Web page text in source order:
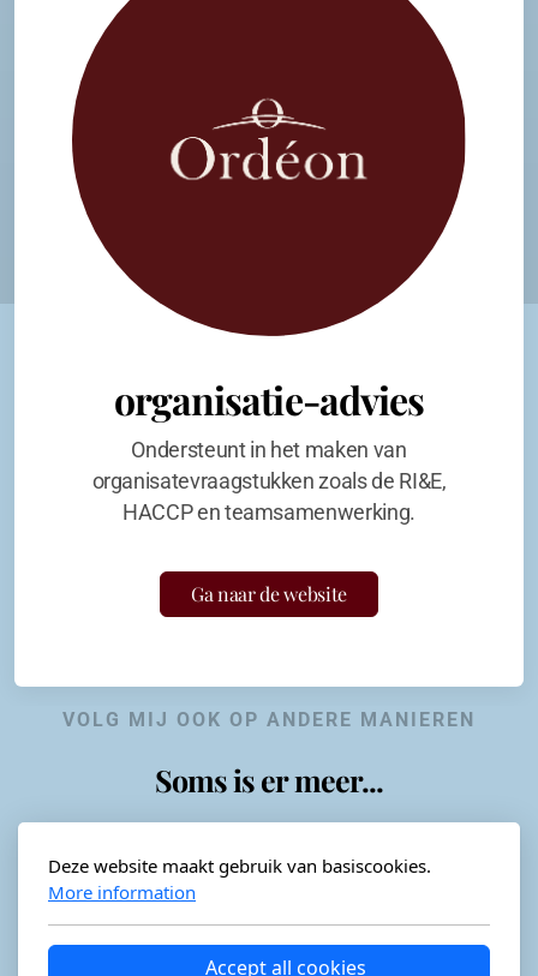
organisatie-advies
Ondersteunt in het maken van
organisatevraagstukken zoals de RI&E,
HACCP en teamsamenwerking.
Ga naar de website
VOLG MIJ OOK OP ANDERE MANIEREN
Soms is er meer...
Horeca-advies
Deze website maakt gebruik van basiscookies.
More information
Accept all cookies